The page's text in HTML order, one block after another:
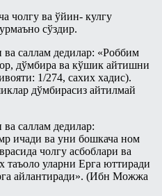
чолгу ва ўйин- кулгу
сўздир.
ва саллам дедилар: «Роббим
дўмбира ва кўшик айтишни
1/274, сахих хадис).
дўмбирасиз айтилмай
ва саллам дедилар:
ичади ва уни бошкача ном
чолгу асбоблари ва
таъоло уларни Ерга юттиради
айлантиради». (Ибн Можжа